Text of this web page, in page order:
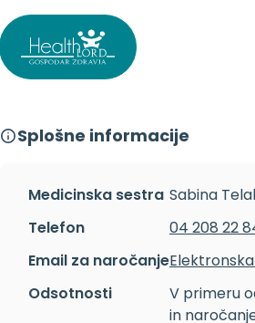
Splošne informacije
Medicinska sestra Sabina
Telefon
04 208 22
Email za naročanje
Odsotnosti
V primeru
in